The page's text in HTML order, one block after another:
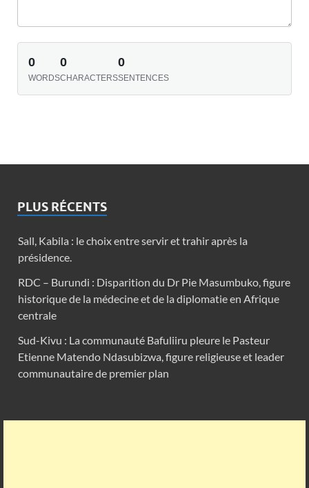
0
WORDS
0
CHARACTERS
0
SENTENCES
PLUS RÉCENTS
Sall, Kabila : le choix entre servir et trahir après la
présidence.
RDC – Burundi : Disparition du Dr Pie Masumbuko, figure
historique de la médecine et de la diplomatie en Afrique
centrale
Sud-Kivu : La communauté Bafuliiru pleure le Pasteur
Etienne Matendo Ndasubizwa, figure religieuse et leader
communautaire de premier plan